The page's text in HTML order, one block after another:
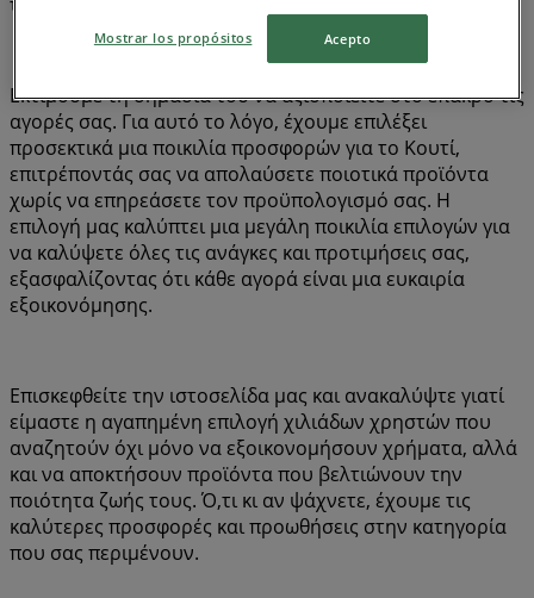
Εκτιμούμε τη σημασία του να αξιοποιείτε στο έπακρο τις
αγορές σας. Για αυτό το λόγο, έχουμε επιλέξει
προσεκτικά μια ποικιλία προσφορών για το Κουτί,
επιτρέποντάς σας να απολαύσετε ποιοτικά προϊόντα
χωρίς να επηρεάσετε τον προϋπολογισμό σας. Η
επιλογή μας καλύπτει μια μεγάλη ποικιλία επιλογών για
να καλύψετε όλες τις ανάγκες και προτιμήσεις σας,
εξασφαλίζοντας ότι κάθε αγορά είναι μια ευκαιρία
εξοικονόμησης.
Επισκεφθείτε την ιστοσελίδα μας και ανακαλύψτε γιατί
είμαστε η αγαπημένη επιλογή χιλιάδων χρηστών που
αναζητούν όχι μόνο να εξοικονομήσουν χρήματα, αλλά
και να αποκτήσουν προϊόντα που βελτιώνουν την
ποιότητα ζωής τους. Ό,τι κι αν ψάχνετε, έχουμε τις
καλύτερες προσφορές και προωθήσεις στην κατηγορία
που σας περιμένουν.
Mostrar los propósitos Acepto